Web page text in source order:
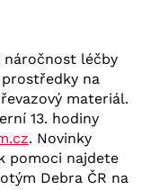
náročnost léčby
na
materiál.
13. hodiny
. Novinky
pomoci najdete
Debra ČR na